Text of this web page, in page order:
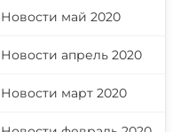
Новости май 2020
Новости апрель 2020
Новости март 2020